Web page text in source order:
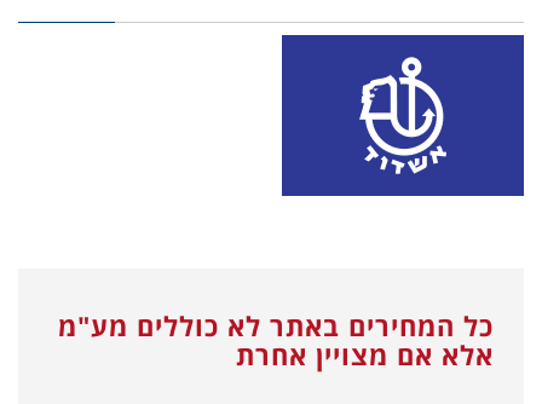
כל המחירים באתר לא כוללים מע"מ
אלא אם מצויין אחרת